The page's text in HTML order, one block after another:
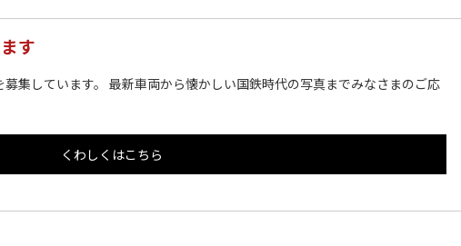
す
集しています。 最新車両から懐かしい国鉄時代の写真までみなさまのご応
くわしくはこちら